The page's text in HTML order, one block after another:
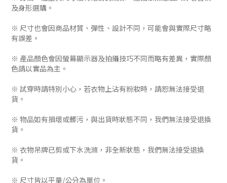
及身形選購。
※ 尺寸也會因商品材質、彈性、設計不同，可能會與實際尺寸略
有誤差。
※ 產品顏色會因螢幕顯示器及拍攝技巧不同而略有差異，實際顏
色請以實品為主。
※ 試穿時請特別小心，若衣物上沾有粉妝時，請恕無法接受退
貨。
※ 物品如有損壞或髒污，與出貨時狀態不同，我們無法接受退換
貨。
※ 衣物吊牌已剪或下水洗滌，非全新狀態，我們無法接受退換
貨。
※ 尺寸皆以平量/公分為單位。